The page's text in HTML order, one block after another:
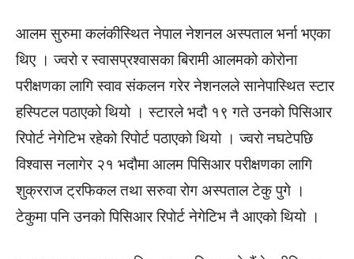
आलम सुरुमा कलंकीस्थित नेपाल नेशनल अस्पताल भर्ना भएका
थिए । ज्वरो र स्वासप्रश्वासका बिरामी आलमको कोरोना
परीक्षणका लागि स्वाव संकलन गरेर नेशनलले सानेपास्थित स्टार
हस्पिटल पठाएको थियो । स्टारले भदौ १९ गते उनको पिसिआर
रिपोर्ट नेगेटिभ रहेको रिपोर्ट पठाएको थियो । ज्वरो नघटेपछि
विश्वास नलागेर २१ भदौमा आलम पिसिआर परीक्षणका लागि
शुक्रराज ट्रफिकल तथा सरुवा रोग अस्पताल टेकु पुगे ।
टेकुमा पनि उनको पिसिआर रिपोर्ट नेगेटिभ नै आएको थियो ।